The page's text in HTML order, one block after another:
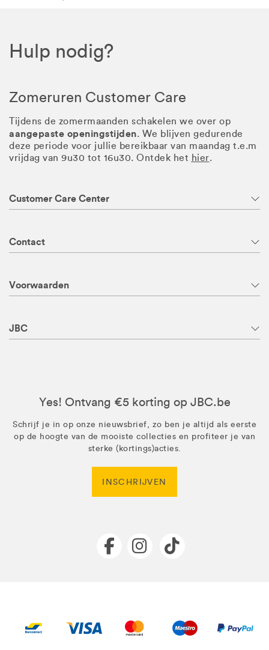
Hulp nodig?
Zomeruren Customer Care
Tijdens de zomermaanden schakelen we over op
aangepaste openingstijden. We blijven gedurende
deze periode voor jullie bereikbaar van maandag t.e.m
vrijdag van 9u30 tot 16u30. Ontdek het hier.
Customer Care Center
Contact
Voorwaarden
JBC
Yes! Ontvang €5 korting op JBC.be
Schrijf je in op onze nieuwsbrief, zo ben je altijd als eerste
op de hoogte van de mooiste collecties en profiteer je van
sterke (kortings)acties.
INSCHRIJVEN